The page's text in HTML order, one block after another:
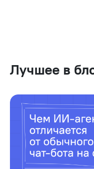
Лучшее в